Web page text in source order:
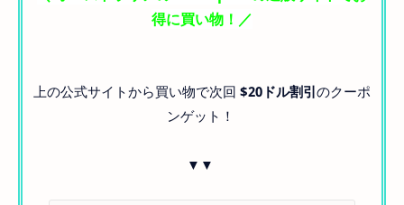
得に買い物！／
上の公式サイトから買い物で次回 $20ドル割引のクーポ
ンゲット！
▼▼